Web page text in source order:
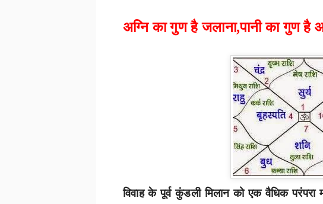
अग्नि का गुण है जलाना,पानी का गुण है
विवाह के पूर्व कुंडली मिलान को एक वैधिक